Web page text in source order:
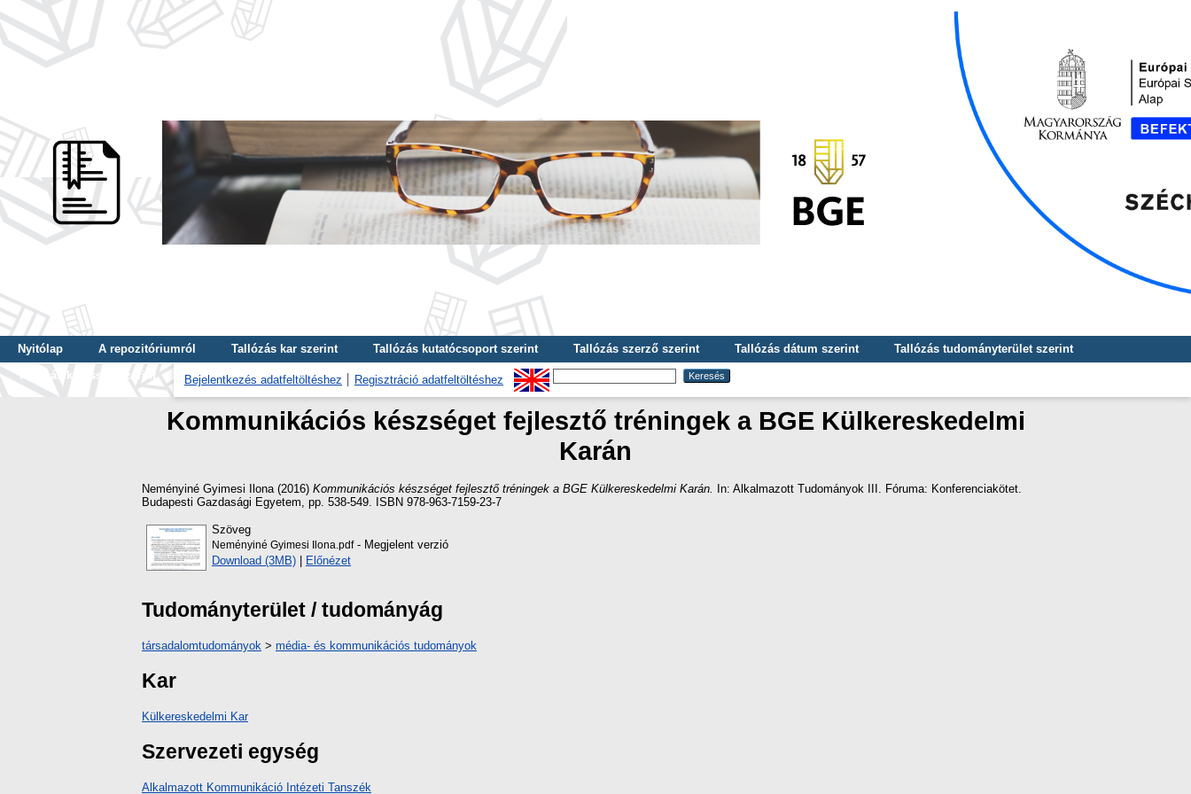
Nyitólap A repozitóriumról Tallózás kar szerint Tallózás kutatócsoport szerint Tallózás szerző szerint Tallózás dátum szerint
Tallózás tudományterület szerint
Tallózás kulcsszó szerint
Bejelentkezés adatfeltöltéshez Regisztráció adatfeltöltéshez
Kommunikációs készséget fejlesztő tréningek a BGE Külkereskedelmi
Karán
Neményiné Gyimesi Ilona (2016) Kommunikációs készséget fejlesztő tréningek a BGE Külkereskedelmi Karán.
In: Alkalmazott Tudományok III. Fóruma: Konferenciakötet.
Budapesti Gazdasági Egyetem, pp. 538-549. ISBN 978-963-7159-23-7
Szöveg
Neményiné Gyimesi Ilona.pdf- Megjelent verzió
Download (3MB) | Előnézet
Tudományterület / tudományág
társadalomtudományok > média- és kommunikációs tudományok
Kar
Külkereskedelmi Kar
Szervezeti egység
Alkalmazott Kommunikáció Intézeti Tanszék